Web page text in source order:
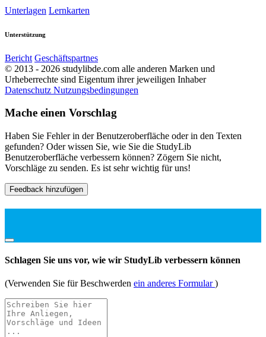
Unterlagen Lernkarten
Unterstützung
Bericht Geschäftspartnes
© 2013 - 2026 studylibde.com alle anderen Marken und
Urheberrechte sind Eigentum ihrer jeweiligen Inhaber
Datenschutz Nutzungsbedingungen
Mache einen Vorschlag
Haben Sie Fehler in der Benutzeroberfläche oder in den Texten
gefunden? Oder wissen Sie, wie Sie die StudyLib
Benutzeroberfläche verbessern können? Zögern Sie nicht,
Vorschläge zu senden. Es ist sehr wichtig für uns!
Feedback hinzufügen
Schlagen Sie uns vor, wie wir StudyLib verbessern können
(Verwenden Sie für Beschwerden ein anderes Formular)